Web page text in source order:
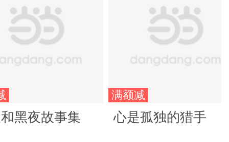
黑夜故事集
满额减
心是孤独的猎手